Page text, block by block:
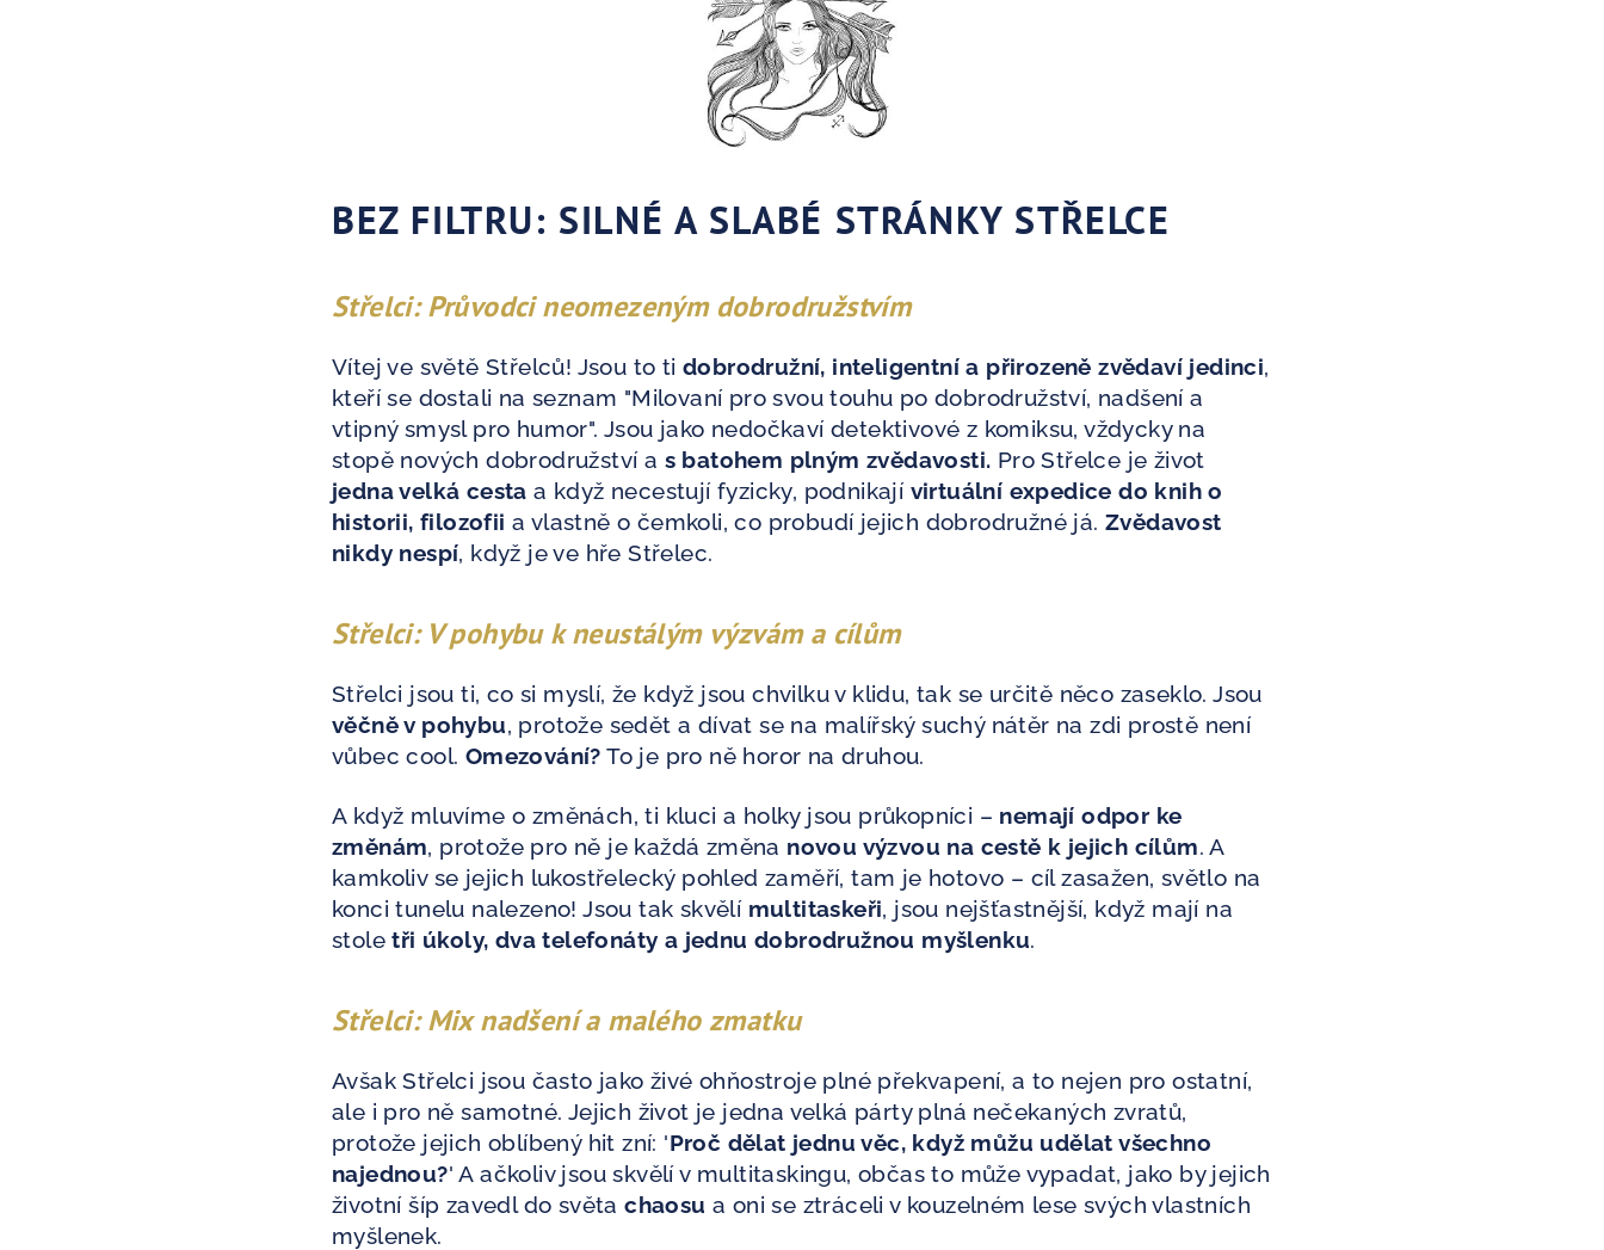
BEZ FILTRU: SILNÉ A SLABÉ STRÁNKY STŘELCE
Střelci: Průvodci neomezeným dobrodružstvím
Vítej ve světě Střelců! Jsou to ti dobrodružní, inteligentní a přirozeně zvědaví jedinci,
kteří se dostali na seznam "Milovaní pro svou touhu po dobrodružství, nadšení a
vtipný smysl pro humor". Jsou jako nedočkaví detektivové z komiksu, vždycky na
stopě nových dobrodružství a s batohem plným zvědavosti. Pro Střelce je život
jedna velká cesta a když necestují fyzicky, podnikají virtuální expedice do knih o
historii, filozofii a vlastně o čemkoli, co probudí jejich dobrodružné já.Zvědavost
nikdy nespí, když je ve hře Střelec.
Střelci: V pohybu k neustálým výzvám a cílům
Střelci jsou ti, co si myslí, že když jsou chvilku v klidu, tak se určitě něco zaseklo. Jsou
věčně v pohybu, protože sedět a dívat se na malířský suchý nátěr na zdi prostě není
vůbec cool. Omezování? To je pro ně horor na druhou.
A když mluvíme o změnách, ti kluci a holky jsou průkopníci – nemají odpor ke
změnám, protože pro ně je každá změna novou výzvou na cestě k jejich cílům. A
kamkoliv se jejich lukostřelecký pohled zaměří, tam je hotovo – cíl zasažen, světlo na
konci tunelu nalezeno! Jsou tak skvělí multitaskeři, jsou nejšťastnější, když mají na
stoletři úkoly, dva telefonáty a jednu dobrodružnou myšlenku.
Střelci: Mix nadšení a malého zmatku
Avšak Střelci jsou často jako živé ohňostroje plné překvapení, a to nejen pro ostatní,
ale i pro ně samotné. Jejich život je jedna velká párty plná nečekaných zvratů,
protože jejich oblíbený hit zní: 'Proč dělat jednu věc, když můžu udělat všechno
najednou?' A ačkoliv jsou skvělí v multitaskingu, občas to může vypadat, jako by jejich
životní šíp zavedl do světachaosua oni se ztráceli v kouzelném lese svých vlastních
myšlenek.